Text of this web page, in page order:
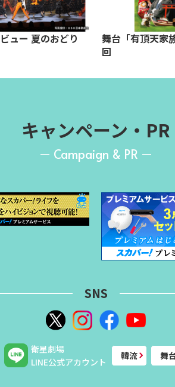
ュー 夏のおどり
舞台「有頂天家
回
キャンペーン・PR
Campaign & PR
SNS
衛星劇場
LINE公式アカウント
韓流 舞